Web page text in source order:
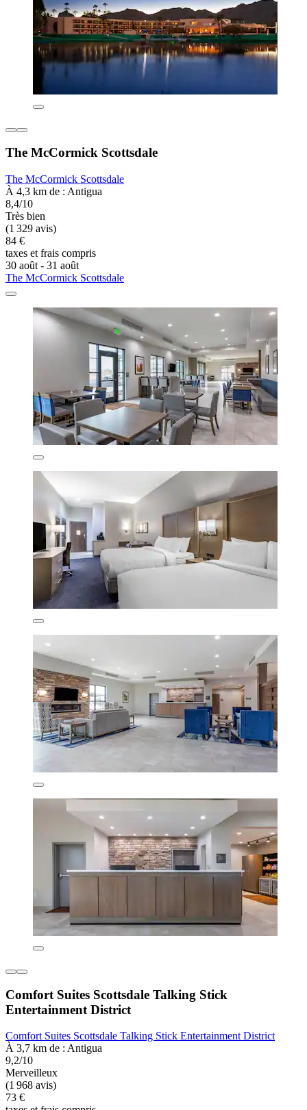
The McCormick Scottsdale
The McCormick Scottsdale
À 4,3 km de : Antigua
8,4/10
Très bien
(1 329 avis)
84 €
taxes et frais compris
30 août - 31 août
The McCormick Scottsdale
Comfort Suites Scottsdale Talking Stick
Entertainment District
Comfort Suites Scottsdale Talking Stick Entertainment District
À 3,7 km de : Antigua
9,2/10
Merveilleux
(1 968 avis)
73 €